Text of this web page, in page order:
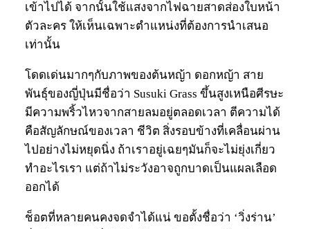
เข้าไปได้ จากนั้นใช้แสงจากไฟฉายสาดส่องใบหน้า
ตัวละคร ให้เห็นเฉพาะตำแหน่งที่ต้องการนำเสนอ
เท่านั้น
โดดเด่นมากๆกับภาพของต้นหญ้า ดอกหญ้า สาย
พันธุ์ของญี่ปุ่นมีชื่อว่า Susuki Grass ขึ้นสูงเหนือศีรษะ
มีความพริ้วไหวจากสายลมอยู่ตลอดเวลา ตีความได้
คือสัญลักษณ์ของเวลา ชีวิต สิ่งรอบข้างที่เคลื่อนผ่าน
ไปอย่างไม่หยุดนิ่ง ถ้าเราอยู่เฉยๆมันก็จะไม่ยุ่งเกี่ยว
ทำอะไรเรา แต่ถ้าไม่ระวังอาจถูกบาดเป็นแผลเลือด
ออกได้
ช็อตที่หลายคนคงจดจำได้แน่ ขอตั้งชื่อว่า ‘วิ่งร่าน’